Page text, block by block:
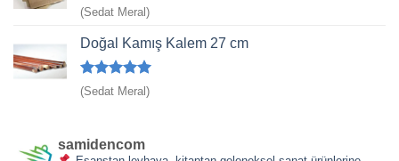
5 üzerinden
5
(Sedat Meral)
Doğal Kamış Kalem 27 cm
5 üzerinden
5
(Sedat Meral)
samidencom